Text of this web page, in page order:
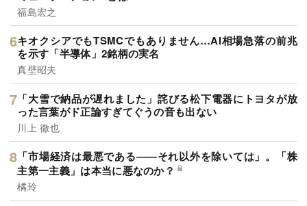
福島宏之
キオクシアでもTSMCでもありません…AI相場急落の前兆
を示す「半導体」2銘柄の実名
真壁昭夫
「大雪で納品が遅れました」詫びる松下電器にトヨタが放
った言葉がド正論すぎてぐうの音も出ない
川上 徹也
「市場経済は最悪である――それ以外を除いては」。「株
主第一主義」は本当に悪なのか？
橘玲